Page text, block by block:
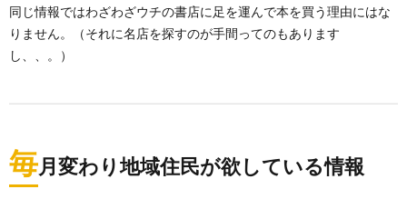
同じ情報ではわざわざウチの書店に足を運んで本を買う理由にはな
りません。（それに名店を探すのが手間ってのもあります
し、、。）
毎月変わり地域住民が欲している情報